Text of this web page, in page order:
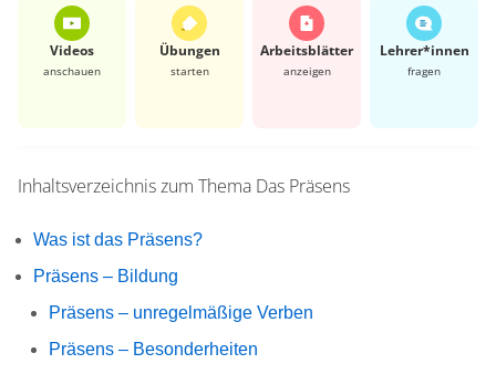
Videos
anschauen
Übungen
starten
Arbeits­blätter
anzeigen
Lehrer*​innen
fragen
Inhaltsverzeichnis zum Thema Das Präsens
Was ist das Präsens?
Präsens – Bildung
Präsens – unregelmäßige Verben
Präsens – Besonderheiten